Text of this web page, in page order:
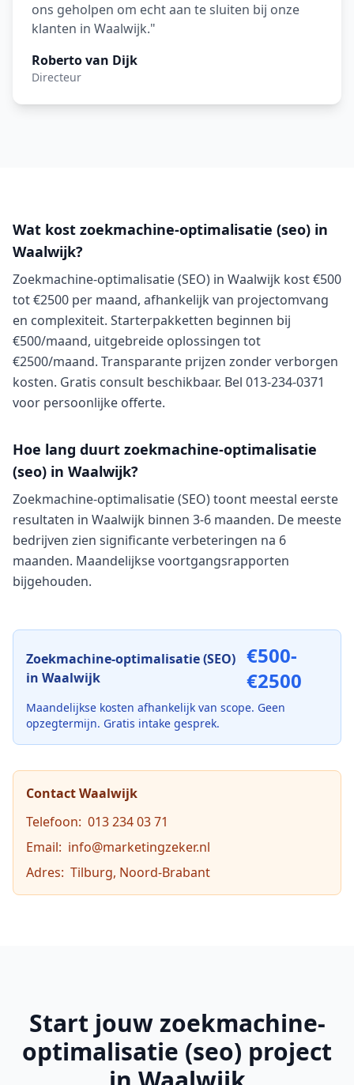
ons geholpen om echt aan te sluiten bij onze
klanten in Waalwijk."
Roberto van Dijk
Directeur
Wat kost zoekmachine-optimalisatie (seo) in
Waalwijk?
Zoekmachine-optimalisatie (SEO) in Waalwijk kost €500
tot €2500 per maand, afhankelijk van projectomvang
en complexiteit. Starterpakketten beginnen bij
€500/maand, uitgebreide oplossingen tot
€2500/maand. Transparante prijzen zonder verborgen
kosten. Gratis consult beschikbaar. Bel 013-234-0371
voor persoonlijke offerte.
Hoe lang duurt zoekmachine-optimalisatie
(seo) in Waalwijk?
Zoekmachine-optimalisatie (SEO) toont meestal eerste
resultaten in Waalwijk binnen 3-6 maanden. De meeste
bedrijven zien significante verbeteringen na 6
maanden. Maandelijkse voortgangsrapporten
bijgehouden.
Zoekmachine-optimalisatie (SEO)
in Waalwijk
€500-
€2500
Maandelijkse kosten afhankelijk van scope. Geen
opzegtermijn. Gratis intake gesprek.
ContactWaalwijk
Telefoon: 013 234 03 71
Email: info@marketingzeker.nl
Adres: Tilburg, Noord-Brabant
Start jouwzoekmachine-
optimalisatie (seo) project